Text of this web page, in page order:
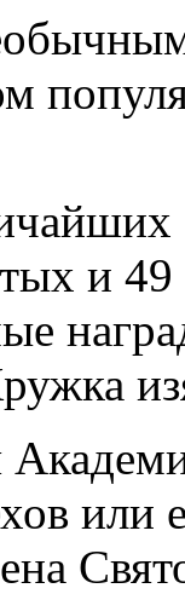
и
или